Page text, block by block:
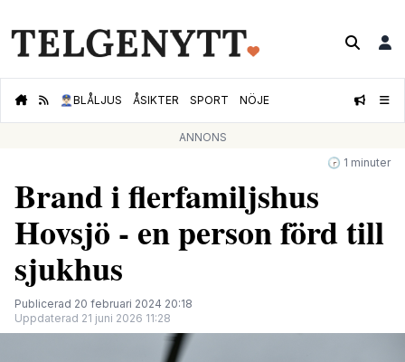
👮🏻‍♂️BLÅLJUS ÅSIKTER SPORT NÖJE
ANNONS
🕝 1 minuter
Brand i flerfamiljshus
Hovsjö - en person förd till
sjukhus
Publicerad 20 februari 2024 20:18
Uppdaterad 21 juni 2026 11:28